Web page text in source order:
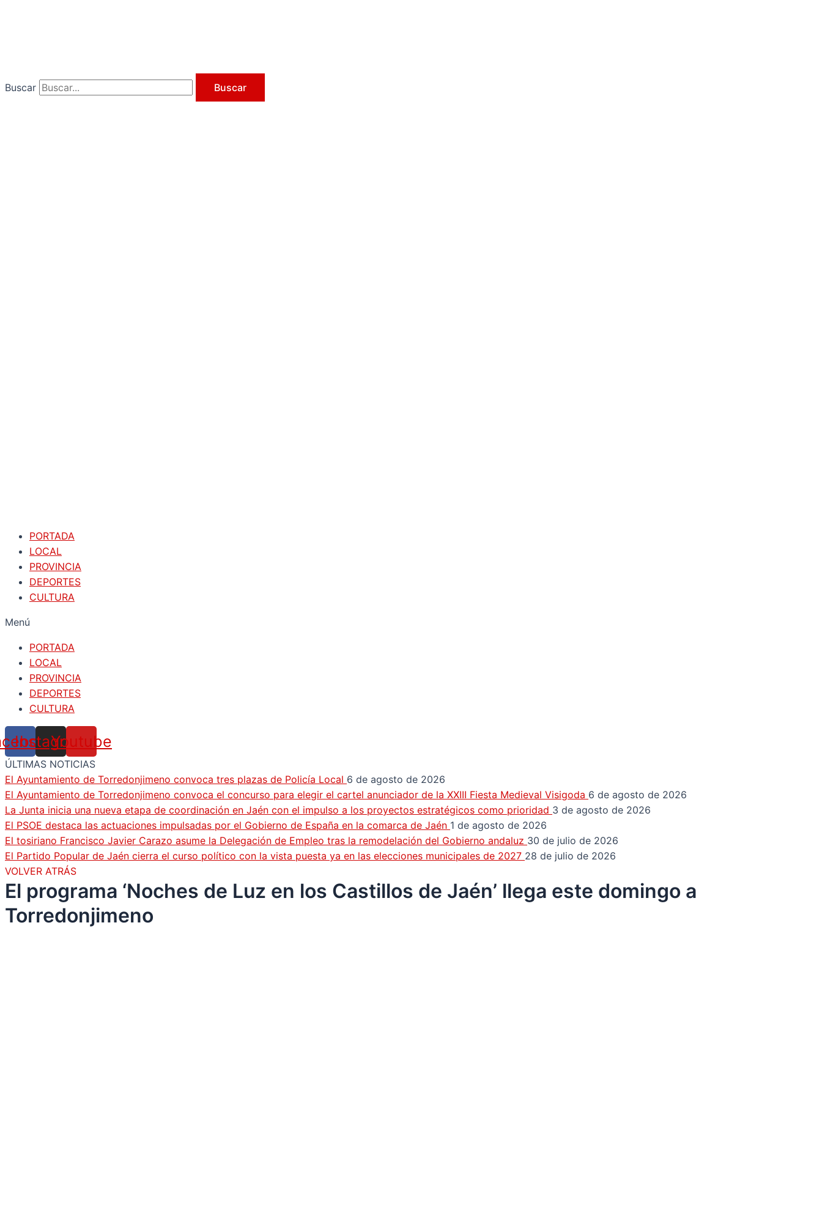
Buscar Buscar
PORTADA
LOCAL
PROVINCIA
DEPORTES
CULTURA
Menú
PORTADA
LOCAL
PROVINCIA
DEPORTES
CULTURA
Instagram
Youtube
ÚLTIMAS NOTICIAS
El Ayuntamiento de Torredonjimeno convoca tres plazas de Policía Local 6 de agosto de 2026
El Ayuntamiento de Torredonjimeno convoca el concurso para elegir el cartel anunciador de la XXIII Fiesta Medieval Visigoda 6 de agosto de 2026
La Junta inicia una nueva etapa de coordinación en Jaén con el impulso a los proyectos estratégicos como prioridad 3 de agosto de 2026
El PSOE destaca las actuaciones impulsadas por el Gobierno de España en la comarca de Jaén 1 de agosto de 2026
El tosiriano Francisco Javier Carazo asume la Delegación de Empleo tras la remodelación del Gobierno andaluz 30 de julio de 2026
El Partido Popular de Jaén cierra el curso político con la vista puesta ya en las elecciones municipales de 2027 28 de julio de 2026
VOLVER ATRÁS
El programa ‘Noches de Luz en los Castillos de Jaén’ llega este domingo a
Torredonjimeno